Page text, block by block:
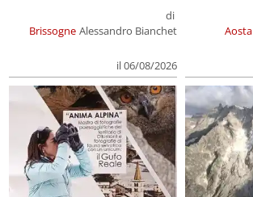
Brissogne
di
Alessandro Bianchet
il 06/08/2026
Aosta